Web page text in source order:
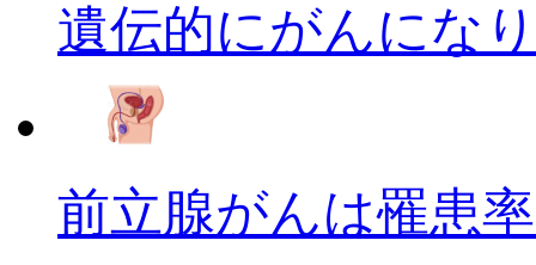
遺伝的にがんにな
前立腺がんは罹患